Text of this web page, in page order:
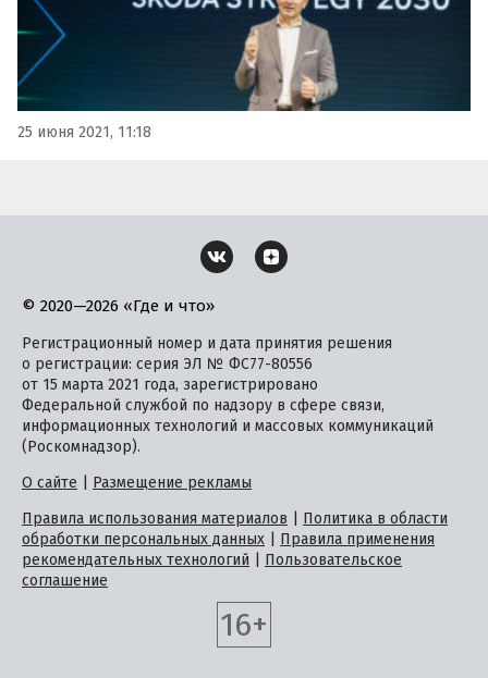
25 июня 2021, 11:18
© 2020—2026 «Где и что»
Регистрационный номер и дата принятия решения
о регистрации: серия ЭЛ № ФС77-80556
от 15 марта 2021 года, зарегистрировано
Федеральной службой по надзору в сфере связи,
информационных технологий и массовых коммуникаций
(Роскомнадзор).
О сайте
Размещение рекламы
Правила использования материалов
Политика в области
обработки персональных данных
Правила применения
рекомендательных технологий
Пользовательское
соглашение
16+